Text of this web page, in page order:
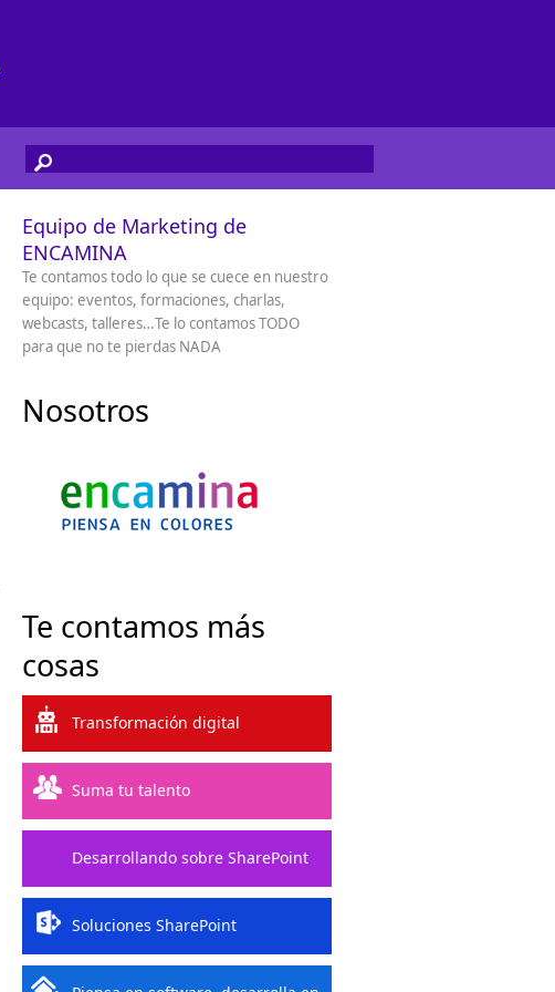
Equipo de Marketing de
ENCAMINA
Te contamos todo lo que se cuece en nuestro
equipo: eventos, formaciones, charlas,
webcasts, talleres…Te lo contamos TODO
para que no te pierdas NADA
Nosotros
Te contamos más
cosas
Transformación digital
Suma tu talento
Desarrollando sobre SharePoint
Soluciones SharePoint